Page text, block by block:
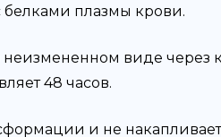
белками плазмы крови.
виде через
48 часов.
и не